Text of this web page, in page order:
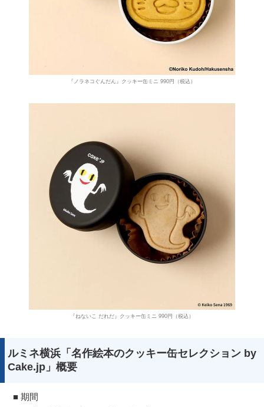
『ノラネコぐんだん』クッキー缶ミニ 990円（税込）
『ねないこ だれだ』クッキー缶ミニ 990円（税込）
ルミネ横浜「名作絵本のクッキー缶セレクション by
Cake.jp」概要
■ 期間